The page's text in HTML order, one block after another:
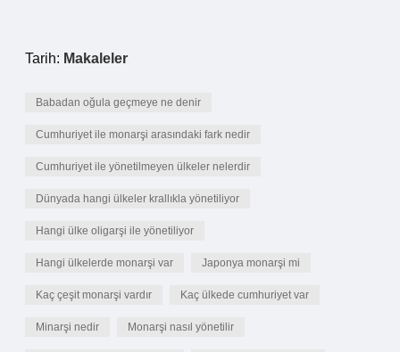
Tarih: Makaleler
Babadan oğula geçmeye ne denir
Cumhuriyet ile monarşi arasındaki fark nedir
Cumhuriyet ile yönetilmeyen ülkeler nelerdir
Dünyada hangi ülkeler krallıkla yönetiliyor
Hangi ülke oligarşi ile yönetiliyor
Hangi ülkelerde monarşi var Japonya monarşi mi
Kaç çeşit monarşi vardır Kaç ülkede cumhuriyet var
Minarşi nedir Monarşi nasıl yönetilir